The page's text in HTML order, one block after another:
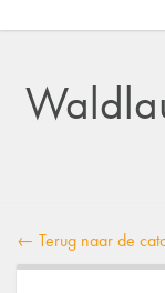
← Terug naar de